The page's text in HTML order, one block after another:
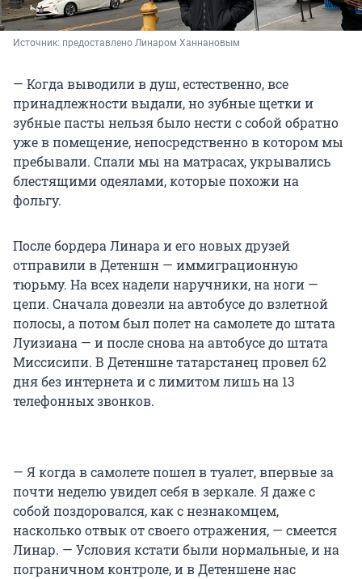
Источник: предоставлено Линаром Ханнановым
— Когда выводили в душ, естественно, все
принадлежности выдали, но зубные щетки и
зубные пасты нельзя было нести с собой обратно
уже в помещение, непосредственно в котором мы
пребывали. Спали мы на матрасах, укрывались
блестящими одеялами, которые похожи на
фольгу.
После бордера Линара и его новых друзей
отправили в Детеншн — иммиграционную
тюрьму. На всех надели наручники, на ноги —
цепи. Сначала довезли на автобусе до взлетной
полосы, а потом был полет на самолете до штата
Луизиана — и после снова на автобусе до штата
Миссисипи. В Детеншне татарстанец провел 62
дня без интернета и с лимитом лишь на 13
телефонных звонков.
— Я когда в самолете пошел в туалет, впервые за
почти неделю увидел себя в зеркале. Я даже с
собой поздоровался, как с незнакомцем,
насколько отвык от своего отражения, — смеется
Линар. — Условия кстати были нормальные, и на
пограничном контроле, и в Детеншене нас